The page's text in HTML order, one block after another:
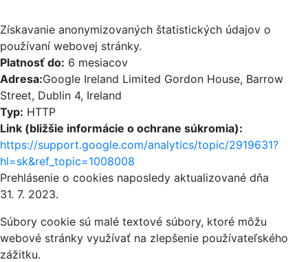
Získavanie anonymizovaných štatistických údajov o
používaní webovej stránky.
Platnosť do: 6 mesiacov
Adresa:Google Ireland Limited Gordon House, Barrow
Street, Dublin 4, Ireland
Typ: HTTP
Link (bližšie informácie o ochrane súkromia):
https://support.google.com/analytics/topic/2919631?
hl=sk&ref_topic=1008008
Prehlásenie o cookies naposledy aktualizované dňa
31. 7. 2023.
Súbory cookie sú malé textové súbory, ktoré môžu
webové stránky využívať na zlepšenie používateľského
zážitku.